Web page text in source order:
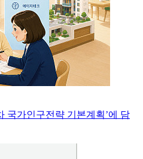
국가인구전략 기본계획’에 담